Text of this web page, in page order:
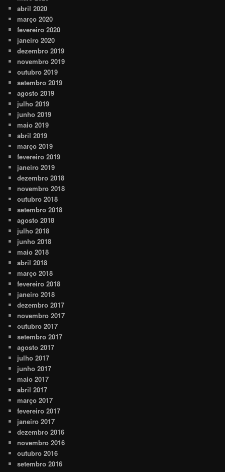
abril 2020
março 2020
fevereiro 2020
janeiro 2020
dezembro 2019
novembro 2019
outubro 2019
setembro 2019
agosto 2019
julho 2019
junho 2019
maio 2019
abril 2019
março 2019
fevereiro 2019
janeiro 2019
dezembro 2018
novembro 2018
outubro 2018
setembro 2018
agosto 2018
julho 2018
junho 2018
maio 2018
abril 2018
março 2018
fevereiro 2018
janeiro 2018
dezembro 2017
novembro 2017
outubro 2017
setembro 2017
agosto 2017
julho 2017
junho 2017
maio 2017
abril 2017
março 2017
fevereiro 2017
janeiro 2017
dezembro 2016
novembro 2016
outubro 2016
setembro 2016